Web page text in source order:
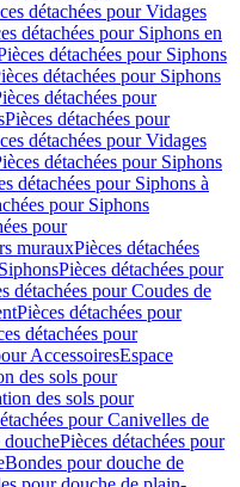
détachées pour Vidages
détachées pour Siphons en
détachées pour Siphons
détachées pour Siphons
détachées pour
Pièces détachées pour
détachées pour Vidages
détachées pour Siphons
détachées pour Siphons à
pour Siphons
pour
murauxPièces détachées
SiphonsPièces détachées pour
détachées pour Coudes de
Pièces détachées pour
détachées pour
AccessoiresEspace
des sols pour
des sols pour
pour Canivelles de
douchePièces détachées pour
Bondes pour douche de